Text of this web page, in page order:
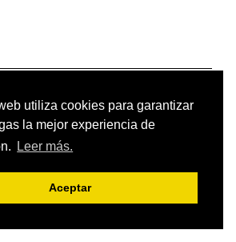
utiliza cookies para garantizar
la mejor experiencia de
Leer más.
Aceptar
Gurasoen
Bilbao, Bizkaia